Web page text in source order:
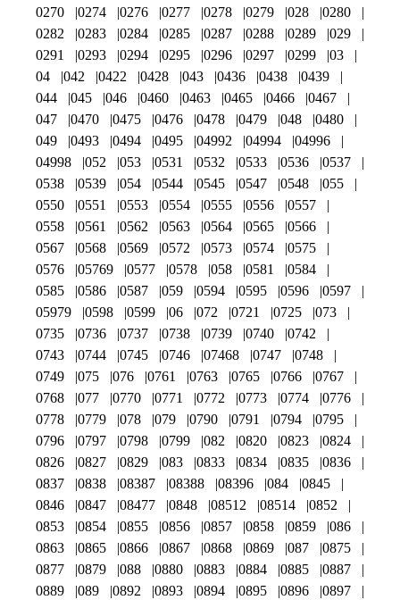
0270 0274 0276 0277 0278 0279 028
0280
0282
0283 0284 0285 0287 0288 0289
029
0291
0293 0294 0295 0296 0297 0299
03
04
042 0422 0428 043 0436 0438
0439
044
045 046 0460 0463 0465 0466
0467
047
0470 0475 0476 0478 0479 048
0480
049
0493 0494 0495 04992 04994
04996
04998
052 053 0531 0532 0533 0536
0537
0538
0539 054 0544 0545 0547 0548
055
0550
0551 0553 0554 0555 0556
0557
0558
0561 0562 0563 0564 0565
0566
0567
0568 0569 0572 0573 0574
0575
0576
05769 0577 0578 058 0581
0584
0585
0586 0587 059 0594 0595 0596
0597
05979
0598 0599 06 072 0721 0725
073
0735
0736 0737 0738 0739 0740
0742
0743
0744 0745 0746 07468 0747
0748
0749
075 076 0761 0763 0765 0766
0767
0768
077 0770 0771 0772 0773 0774
0776
0778
0779 078 079 0790 0791 0794
0795
0796
0797 0798 0799 082 0820 0823
0824
0826
0827 0829 083 0833 0834 0835
0836
0837
0838 08387 08388 08396 084
0845
0846
0847 08477 0848 08512 08514
0852
0853
0854 0855 0856 0857 0858 0859
086
0863
0865 0866 0867 0868 0869 087
0875
0877
0879 088 0880 0883 0884 0885
0887
0889
089 0892 0893 0894 0895 0896
0897